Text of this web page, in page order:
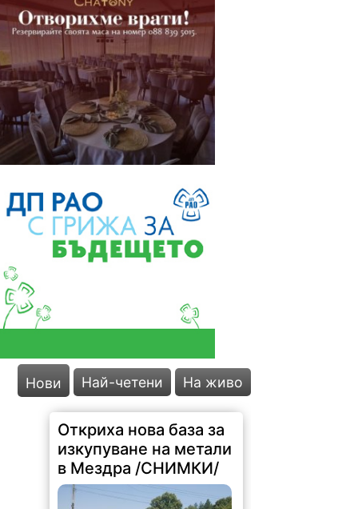
Нови Най-четени На живо
Откриха нова база за
изкупуване на метали
в Мездра /СНИМКИ/